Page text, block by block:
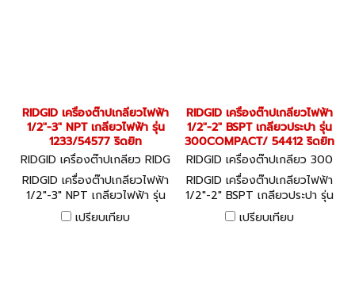
RIDGID เครื่องต๊าปเกลียวไฟฟ้า
1/2"-3" NPT เกลียวไฟฟ้า รุ่น
1233/54577 ริดยิท
RIDGID เครื่องต๊าปเกลียว RIDG
ID 1233 NPT (54577)
RIDGID เครื่องต๊าปเกลียวไฟฟ้า
1/2"-3" NPT เกลียวไฟฟ้า รุ่น
1233/54577 ริดยิท
เปรียบเทียบ
RIDGID เครื่องต๊าปเกลียวไฟฟ้า
1/2"-2" BSPT เกลียวประปา รุ่น
300COMPACT/ 54412 ริดยิท
RIDGID เครื่องต๊าปเกลียว 300
COMPACT BSPT (54412)
RIDGID เครื่องต๊าปเกลียวไฟฟ้า
1/2"-2" BSPT เกลียวประปา รุ่น
300COMPACT/ 54412 ริ
ดยิท
เปรียบเทียบ